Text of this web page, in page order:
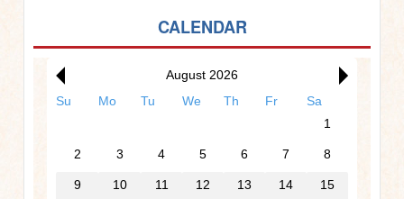
CALENDAR
August 2026
Su
Mo Tu We Th Fr
Sa
1
2 3 4 5 6 7 8
9 10 11 12 13 14 15
12am
3am